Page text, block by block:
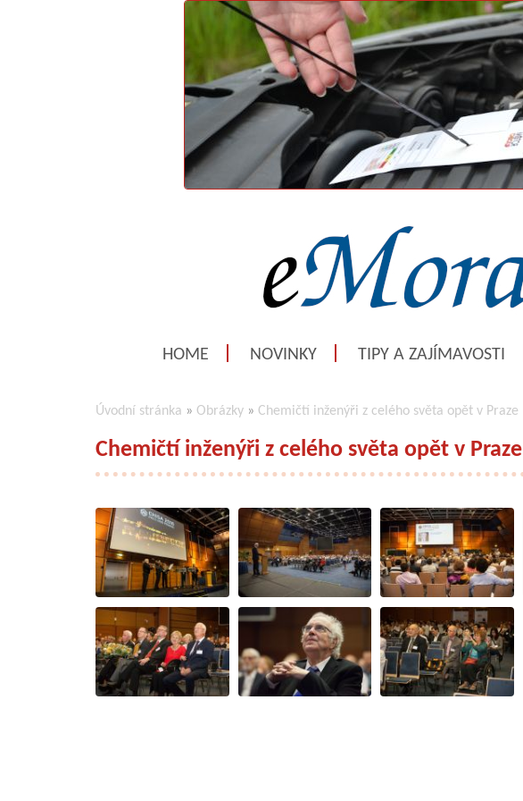
HOME NOVINKY TIPY A ZAJÍMAVOSTI
Úvodní stránka » Obrázky » Chemičtí inženýři z celého světa opět v Praze
Chemičtí inženýři z celého světa opět v Praze